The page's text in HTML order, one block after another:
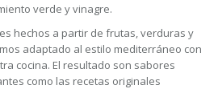
verde y vinagre.
hechos a partir de frutas, verduras y
adaptado al estilo mediterráneo con
cocina. El resultado son sabores
como las recetas originales